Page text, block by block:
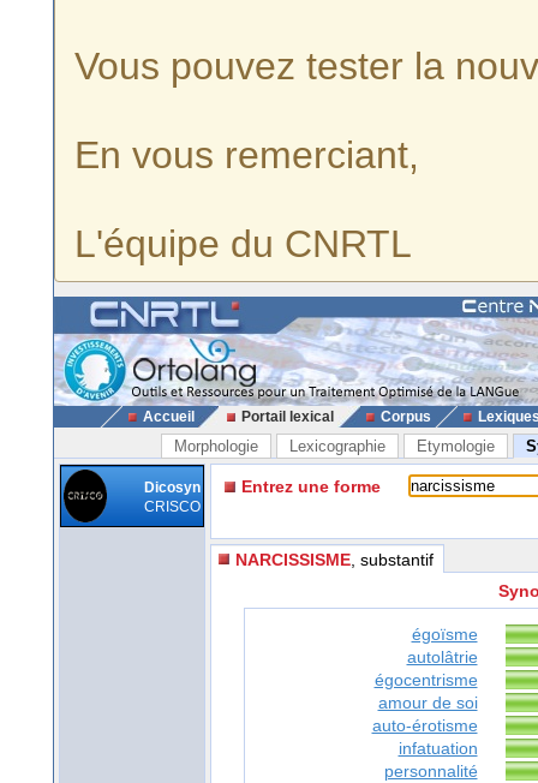
Vous pouvez tester la
En vous remerciant,
L'équipe du CNRTL
Accueil Portail lexical Corpus
Morphologie Lexicographie Etymologie
Dicosyn
CRISCO
Entrez une forme
NARCISSISME , substantif
égoïsme
autolâtrie
égocentrisme
amour de soi
auto-érotisme
infatuation
personnalité